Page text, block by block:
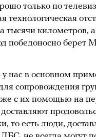
только по
технологическая
тысячи километров,
победоносно берет
нас в основном
сопровождения
с их помощью на
то есть люди,